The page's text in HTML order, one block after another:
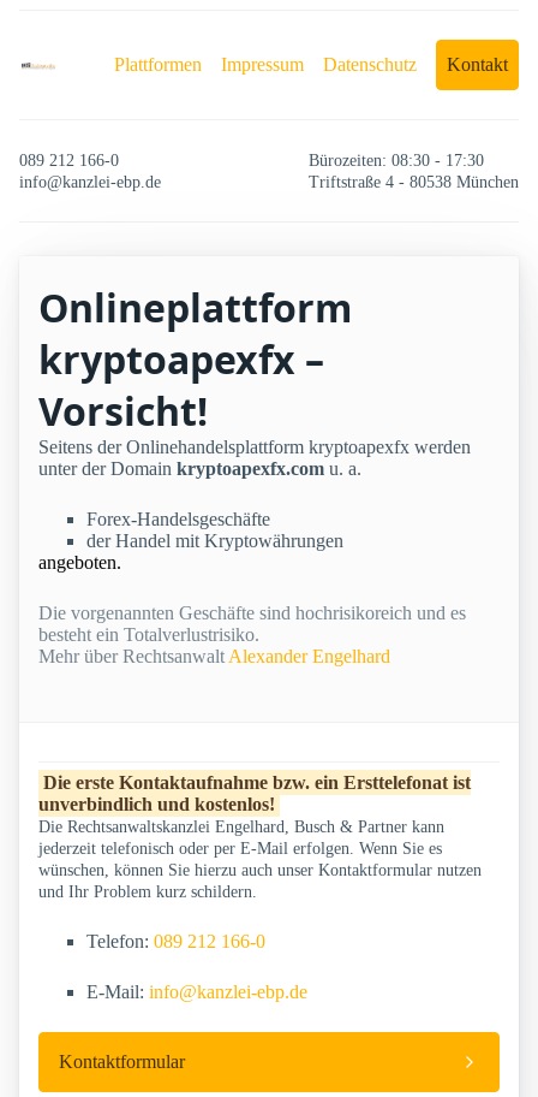
Plattformen Impressum Datenschutz Kontakt
089 212 166-0
info@kanzlei-ebp.de
Bürozeiten: 08:30 - 17:30
Triftstraße 4 - 80538 München
Onlineplattform
kryptoapexfx –
Vorsicht!
Seitens der Onlinehandelsplattform kryptoapexfx werden
unter der Domain kryptoapexfx.com u. a.
Forex-Handelsgeschäfte
der Handel mit Kryptowährungen
angeboten.
Die vorgenannten Geschäfte sind hochrisikoreich und es
besteht ein Totalverlustrisiko.
Mehr über Rechtsanwalt Alexander Engelhard
Die erste Kontaktaufnahme bzw. ein Ersttelefonat ist
unverbindlich und kostenlos!
Die Rechtsanwaltskanzlei Engelhard, Busch & Partner kann
jederzeit telefonisch oder per E-Mail erfolgen. Wenn Sie es
wünschen, können Sie hierzu auch unser Kontaktformular nutzen
und Ihr Problem kurz schildern.
Telefon: 089 212 166-0
E-Mail: info@kanzlei-ebp.de
Kontaktformular